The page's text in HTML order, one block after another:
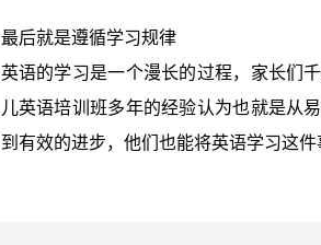
最后就是遵循学习规律
英语的学习是一个漫长的过程，家长们
儿英语培训班多年的经验认为也就是从
到有效的进步，他们也能将英语学习这件